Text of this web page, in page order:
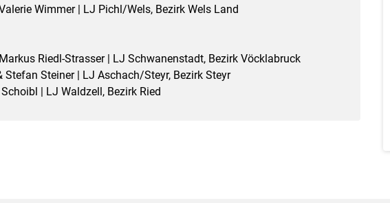
Wimmer | LJ Pichl/Wels, Bezirk Wels Land
Riedl-Strasser | LJ Schwanenstadt, Bezirk Vöcklabruck
Stefan Steiner | LJ Aschach/Steyr, Bezirk Steyr
| LJ Waldzell, Bezirk Ried